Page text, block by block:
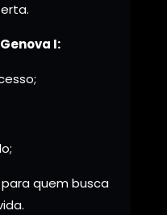
I:
quem busca